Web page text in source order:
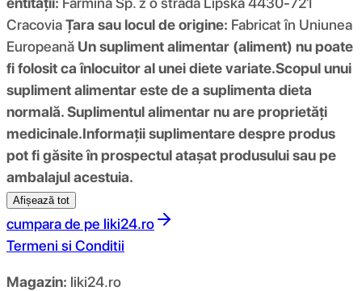
CracoviaȚara sau locul de origine: Fabricat în Uniunea
Europeană Un supliment alimentar (aliment) nu poate
fi folosit ca înlocuitor al unei diete variate.Scopul unui
supliment alimentar este de a suplimenta dieta
normală. Suplimentul alimentar nu are proprietăți
medicinale.Informații suplimentare despre produs
pot fi găsite în prospectul atașat produsului sau pe
ambalajul acestuia.
Afișează tot
cumpara de pe liki24.ro
Termeni si Conditii
Magazin: liki24.ro